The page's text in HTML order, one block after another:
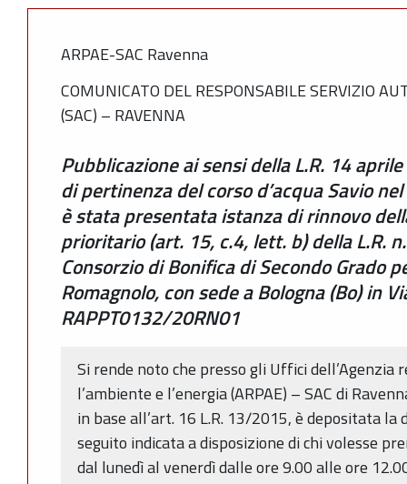
ARPAE-SAC Ravenna
COMUNICATO DEL RESPONSABILE SERVIZIO
(SAC) – RAVENNA
Pubblicazione ai sensi della L.R. 14
di pertinenza del corso d’acqua Savio
è stata presentata istanza di rinnovo
prioritario (art. 15, c.4, lett. b) della L.R.
Consorzio di Bonifica di Secondo Grado
Romagnolo, con sede a Bologna (Bo) in
RAPPT0132/20RN01
Si rende noto che presso gli Uffici dell’Agenzia
l’ambiente e l’energia (ARPAE) – SAC di
in base all’art. 16 L.R. 13/2015, è depositata la
seguito indicata a disposizione di chi volesse
dal lunedì al venerdì dalle ore 9.00 alle ore